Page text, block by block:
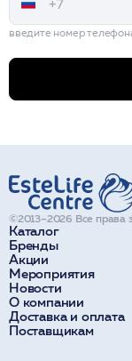
введите номер
Каталог
Бренды
Акции
Мероприятия
Новости
О компании
Доставка и оплата
Поставщикам
©2013–2026 Все права